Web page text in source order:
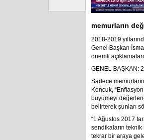
memurların
2018-2019
Genel Başkan
önemli
GENEL BAŞKAN:
Sadece
Koncuk,
büyümeyi
belirterek şunları
“1 Ağustos 2017
sendikaların teknik
tekrar bir araya